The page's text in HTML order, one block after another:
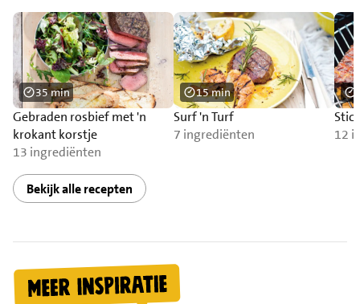
Gebraden rosbief met 'n
krokant korstje
13 ingrediënten
35 min
Surf 'n Turf
7 ingrediënten
15 min
12
Bekijk alle recepten